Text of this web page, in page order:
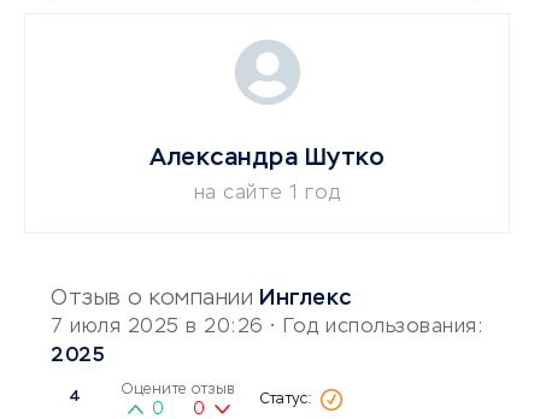
Отзыв о компании Инглекс
7 июля 2025 в 20:26 • Год использования:
2025
4 Оцените отзыв
0 0
Александра Шутко
на сайте 1 год